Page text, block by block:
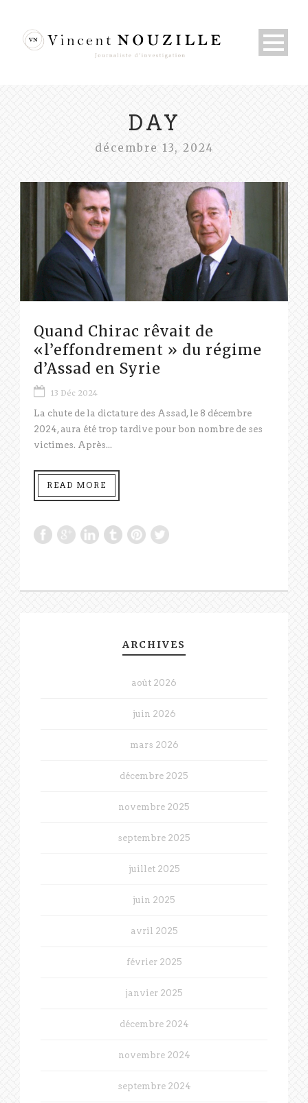
DAY
décembre 13, 2024
Quand Chirac rêvait de
«l’effondrement » du régime
d’Assad en Syrie
13 Déc 2024
La chute de la dictature des Assad, le 8 décembre
2024, aura été trop tardive pour bon nombre de ses
victimes. Après...
READ MORE
ARCHIVES
août 2026
juin 2026
mars 2026
décembre 2025
novembre 2025
septembre 2025
juillet 2025
juin 2025
avril 2025
février 2025
janvier 2025
décembre 2024
novembre 2024
septembre 2024